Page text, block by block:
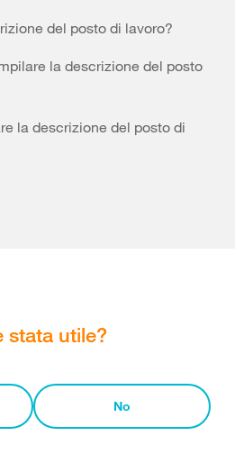
del posto di lavoro?
la descrizione del posto
la descrizione del posto di
stata utile?
No